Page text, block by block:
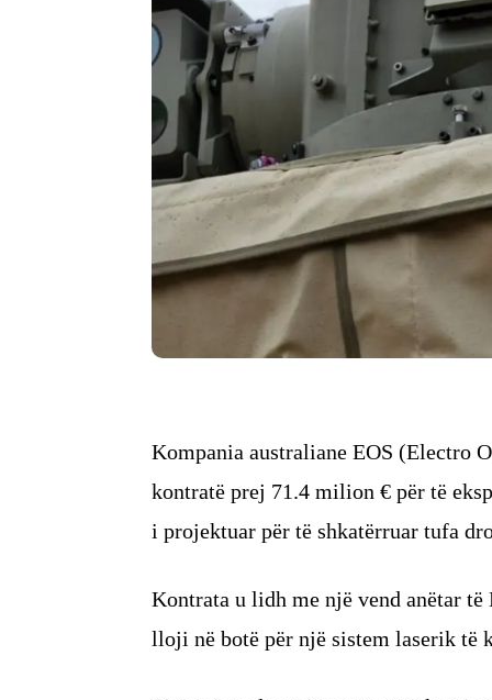
Kompania australiane EOS (Electro
kontratë prej 71.4 milion € për të
i projektuar për të shkatërruar tufa
Kontrata u lidh me një vend anëtar
lloji në botë për një sistem laserik të